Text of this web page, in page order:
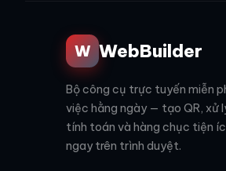
W WebBuilder
Bộ công cụ trực tuyến miễn
việc hằng ngày — tạo QR, xử
tính toán và hàng chục tiện
ngay trên trình duyệt.